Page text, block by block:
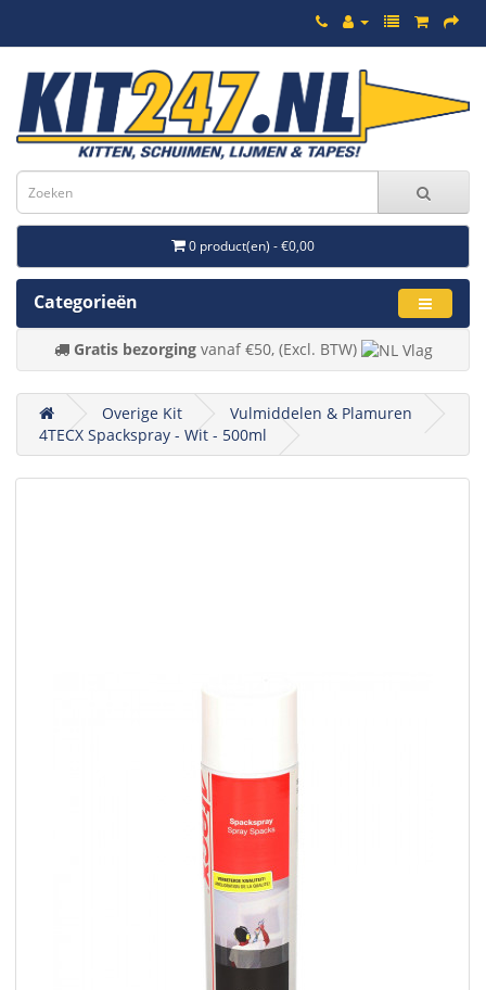
0 product(en) - €0,00
Categorieën
Gratis bezorgingvanaf €50, (Excl. BTW)
Overige Kit
Vulmiddelen & Plamuren
4TECX Spackspray - Wit - 500ml